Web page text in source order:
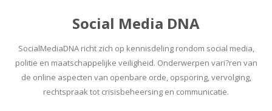
Social Media DNA
SocialMediaDNA richt zich op kennisdeling rondom social media,
politie en maatschappelijke veiligheid. Onderwerpen vari?ren van
de online aspecten van openbare orde, opsporing, vervolging,
rechtspraak tot crisisbeheersing en communicatie.